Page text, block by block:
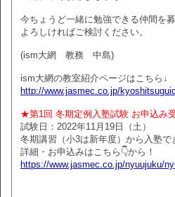
今ちょうど一緒に勉強できる仲間を募
よろしければご検討ください。
(ism大網 教務 中島)
ism大網の教室紹介ページはこちら↓
http://www.jasmec.co.jp/
★第1回 冬期定例入塾試験 お申込み
試験日：2022年11月19日（土）
冬期講習（小3は新年度）から入塾で
詳細・お申込みはこちら👇から！
https://www.jasmec.co.jp/nyuujuku/